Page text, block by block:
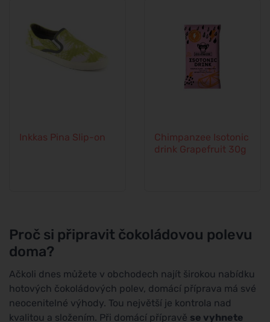
Inkkas Pina Slip-on
Chimpanzee Isotonic
drink Grapefruit 30g
Proč si připravit čokoládovou polevu
doma?
Ačkoli dnes můžete v obchodech najít širokou nabídku
hotových čokoládových polev, domácí příprava má své
neocenitelné výhody. Tou největší je kontrola nad
kvalitou a složením. Při domácí přípravě se vyhnete